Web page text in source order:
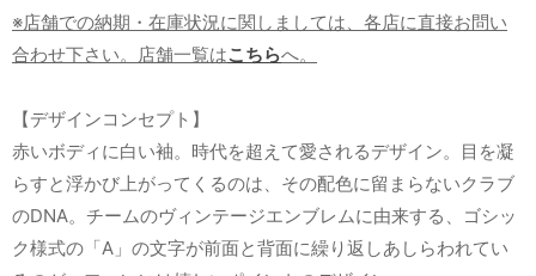
※店舗での納期・在庫状況に関しましては、各店に直接お問い
合わせ下さい。店舗一覧はこちらへ。
【デザインコンセプト】
赤いボディに白い袖。時代を超えて愛されるデザイン。目を凝
らすと浮かび上がってくるのは、その配色に留まらないクラブ
のDNA。チームのヴィンテージエンブレムに由来する、ゴシッ
ク様式の「A」の文字が前面と背面に繰り返しあしらわれてい